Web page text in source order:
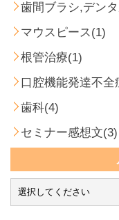
歯間ブラシ,デン
マウスピース(1)
根管治療(1)
口腔機能発達不全
歯科(4)
セミナー感想文(3)